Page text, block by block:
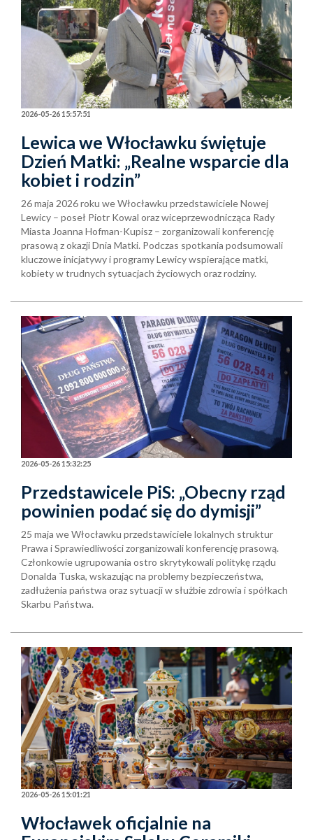
2026-05-26 15:57:51
Lewica we Włocławku świętuje
Dzień Matki: „Realne wsparcie dla
kobiet i rodzin”
26 maja 2026 roku we Włocławku przedstawiciele Nowej
Lewicy – poseł Piotr Kowal oraz wiceprzewodnicząca Rady
Miasta Joanna Hofman-Kupisz – zorganizowali konferencję
prasową z okazji Dnia Matki. Podczas spotkania podsumowali
kluczowe inicjatywy i programy Lewicy wspierające matki,
kobiety w trudnych sytuacjach życiowych oraz rodziny.
2026-05-26 15:32:25
Przedstawicele PiS: „Obecny rząd
powinien podać się do dymisji”
25 maja we Włocławku przedstawiciele lokalnych struktur
Prawa i Sprawiedliwości zorganizowali konferencję prasową.
Członkowie ugrupowania ostro skrytykowali politykę rządu
Donalda Tuska, wskazując na problemy bezpieczeństwa,
zadłużenia państwa oraz sytuacji w służbie zdrowia i spółkach
Skarbu Państwa.
2026-05-26 15:01:21
Włocławek oficjalnie na